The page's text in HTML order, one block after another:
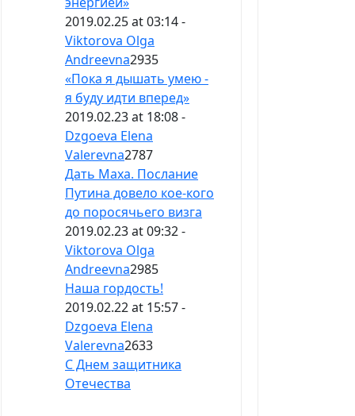
2019.02.25 at 03:14 -
Viktorova Olga
Andreevna2935
«Пока я дышать умею -
я буду идти вперед»
2019.02.23 at 18:08 -
Dzgoeva Elena
Valerevna2787
Дать Маха. Послание
Путина довело кое-кого
до поросячьего визга
2019.02.23 at 09:32 -
Viktorova Olga
Andreevna2985
Наша гордость!
2019.02.22 at 15:57 -
Dzgoeva Elena
Valerevna2633
С Днем защитника
Отечества